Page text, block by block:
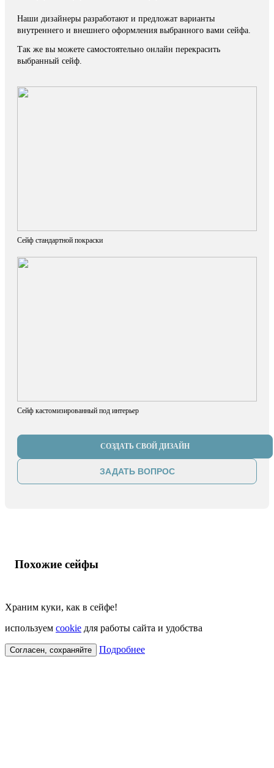
Наши дизайнеры разработают и предложат варианты
внутреннего и внешнего оформления выбранного вами сейфа.
Так же вы можете самостоятельно онлайн перекрасить
выбранный сейф.
Сейф стандартной покраски
Сейф кастомизированный под интерьер
СОЗДАТЬ СВОЙ ДИЗАЙН
ЗАДАТЬ ВОПРОС
Похожие сейфы
Храним куки, как в сейфе!
используем cookie для работы сайта и удобства
Согласен, сохраняйте Подробнее